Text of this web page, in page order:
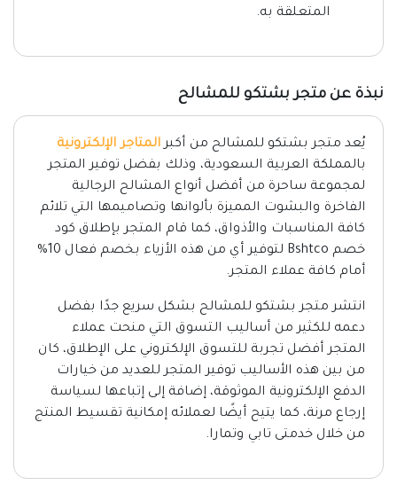
المتعلقة به.
نبذة عن متجر بشتكو للمشالح
يُعد متجر بشتكو للمشالح من أكبرالمتاجر الإلكترونية
بالمملكة العربية السعودية، وذلك بفضل توفير المتجر
لمجموعة ساحرة من أفضل أنواع المشالح الرجالية
الفاخرة والبشوت المميزة بألوانها وتصاميمها التي تلائم
كافة المناسبات والأذواق، كما قام المتجر بإطلاق كود
خصم Bshtco لتوفير أي من هذه الأزياء بخصم فعال 10%
أمام كافة عملاء المتجر.
انتشر متجر بشتكو للمشالح بشكل سريع جدًا بفضل
دعمه للكثير من أساليب التسوق التي منحت عملاء
المتجر أفضل تجربة للتسوق الإلكتروني على الإطلاق، كان
من بين هذه الأساليب توفير المتجر للعديد من خيارات
الدفع الإلكترونية الموثوقة، إضافة إلى إتباعها لسياسة
إرجاع مرنة، كما يتيح أيضًا لعملائه إمكانية تقسيط المنتج
من خلال خدمتى تابي وتمارا.